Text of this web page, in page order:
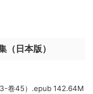
日本版）
卷45）.epub 142.64M